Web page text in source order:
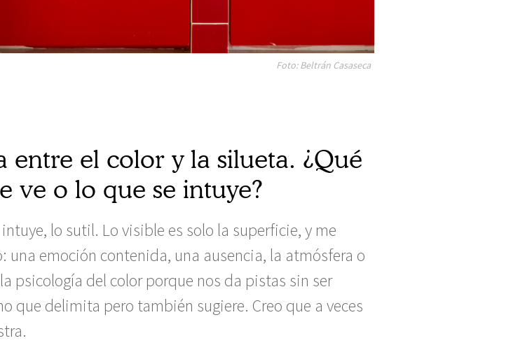
Foto: Beltrán Casaseca
entre el color y la silueta. ¿Qué
ve o lo que se intuye?
lo sutil. Lo visible es solo la superficie, y me
emoción contenida, una ausencia, la atmósfera o
psicología del color porque nos da pistas sin ser
que delimita pero también sugiere. Creo que a veces